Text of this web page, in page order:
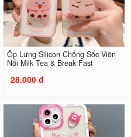
Ốp Lưng Silicon Chống Sốc Viền
Nổi Milk Tea & Break Fast
28.000 đ